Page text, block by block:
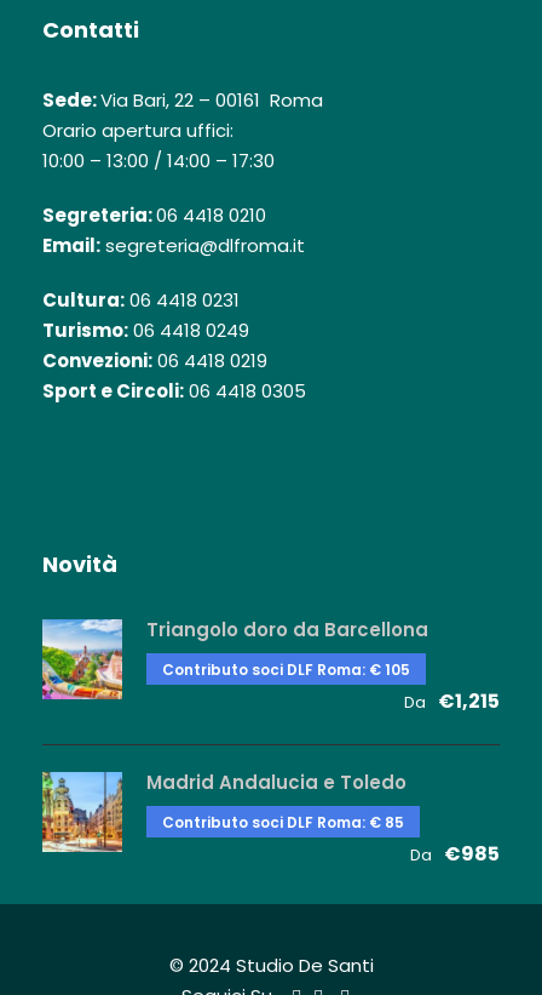
Contatti
Sede:Via Bari, 22 – 00161 Roma
Orario apertura uffici:
10:00 – 13:00 / 14:00 – 17:30
Segreteria:06 4418 0210
Email:segreteria@dlfroma.it
Cultura:06 4418 0231
Turismo:06 4418 0249
Convezioni:06 4418 0219
Sport e Circoli:06 4418 0305
Novità
Triangolo doro da Barcellona
Contributo soci DLF Roma: € 105
Da €1,215
Madrid Andalucia e Toledo
Contributo soci DLF Roma: € 85
Da €985
© 2024 Studio De Santi